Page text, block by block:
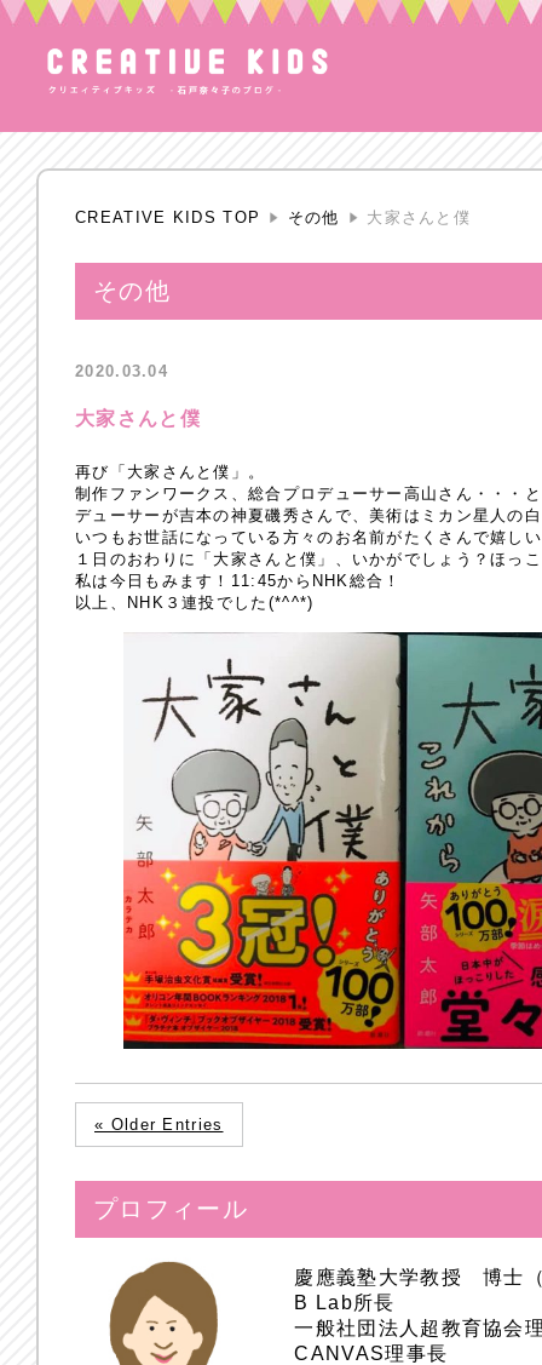
CREATIVE KIDS TOP その他 大家さんと僕
その他
2020.03.04
大家さんと僕
再び「大家さんと僕」。
制作ファンワークス、総合プロデューサー高山さん・・・
デューサーが吉本の神夏磯秀さんで、美術はミカン星人の
いつもお世話になっている方々のお名前がたくさんで嬉し
１日のおわりに「大家さんと僕」、いかがでしょう？ほっ
私は今日もみます！11:45からNHK総合！
以上、NHK３連投でした(*^^*)
« Older Entries
プロフィール
慶應義塾大学教授 博士
B Lab所長
一般社団法人超教育協会
CANVAS理事長